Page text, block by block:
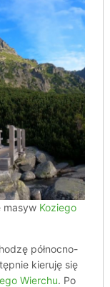
masyw Koziego
północno-
kieruję się
Wierchu. Po